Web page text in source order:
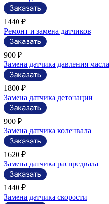
1440 ₽
Ремонт и замена датчиков
900 ₽
Замена датчика давления масла
1800 ₽
Замена датчика детонации
900 ₽
Замена датчика коленвала
1620 ₽
Замена датчика распредвала
1440 ₽
Замена датчика скорости